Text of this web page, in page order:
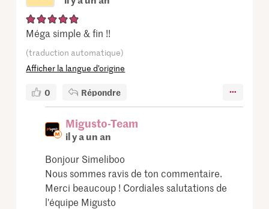
Méga simple & fin !!
(traduction automatique)
Afficher la langue d’origine
0 Répondre
Migusto-Team
il y a un an
Bonjour Simeliboo
Nous sommes ravis de ton commentaire.
Merci beaucoup ! Cordiales salutations de
l'équipe Migusto